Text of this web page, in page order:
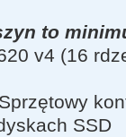
to
v4 (16
SSD